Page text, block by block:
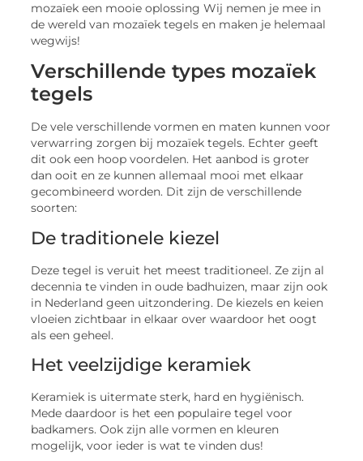
mozaïek een mooie oplossing Wij nemen je mee in
de wereld van mozaïek tegels en maken je helemaal
wegwijs!
Verschillende types mozaïek
tegels
De vele verschillende vormen en maten kunnen voor
verwarring zorgen bij mozaïek tegels. Echter geeft
dit ook een hoop voordelen. Het aanbod is groter
dan ooit en ze kunnen allemaal mooi met elkaar
gecombineerd worden. Dit zijn de verschillende
soorten:
De traditionele kiezel
Deze tegel is veruit het meest traditioneel. Ze zijn al
decennia te vinden in oude badhuizen, maar zijn ook
in Nederland geen uitzondering. De kiezels en keien
vloeien zichtbaar in elkaar over waardoor het oogt
als een geheel.
Het veelzijdige keramiek
Keramiek is uitermate sterk, hard en hygiënisch.
Mede daardoor is het een populaire tegel voor
badkamers. Ook zijn alle vormen en kleuren
mogelijk, voor ieder is wat te vinden dus!